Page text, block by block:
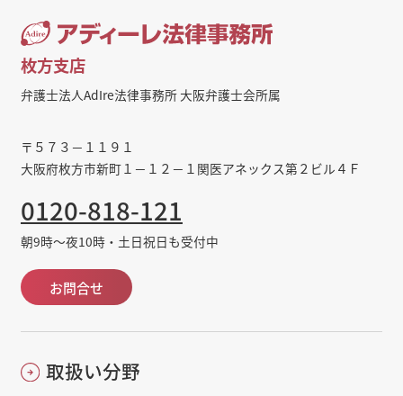
枚方支店
弁護士法人AdIre法律事務所 大阪弁護士会所属
〒５７３－１１９１
大阪府枚方市新町１－１２－１関医アネックス第２ビル４Ｆ
0120-818-121
朝9時～夜10時・土日祝日も受付中
お問合せ
取扱い分野